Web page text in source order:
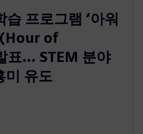
프로그램 ‘아워
(Hour of
표… STEM 분야
미 유도